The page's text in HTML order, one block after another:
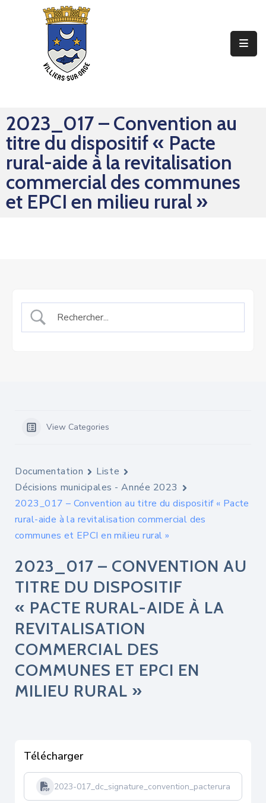
Mes
Sorties
Démarches
2023_017 – Convention au
titre du dispositif « Pacte
rural-aide à la revitalisation
commercial des communes
et EPCI en milieu rural »
View Categories
Documentation
Liste
Décisions municipales - Année 2023
2023_017 – Convention au titre du dispositif « Pacte
rural-aide à la revitalisation commercial des
communes et EPCI en milieu rural »
2023_017 – CONVENTION AU
TITRE DU DISPOSITIF
« PACTE RURAL-AIDE À LA
REVITALISATION
COMMERCIAL DES
COMMUNES ET EPCI EN
MILIEU RURAL »
Télécharger
2023-